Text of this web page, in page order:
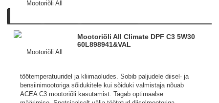
Mootoriõli All Climate DPF C3 5W30
60L898941&VAL
VALVOLINE All-Climate – kvaliteetne mootoriõli
aastaringseks kasutamiseks. Üks esimesi
töötemperatuuridel ja kliimaoludes. Sobib paljudele diisel- ja
bensiinimootoriga sõidukitele kui sõiduki valmistaja nõuab
ACEA C3 mootoriõli kasutamist. Tagab optimaalse